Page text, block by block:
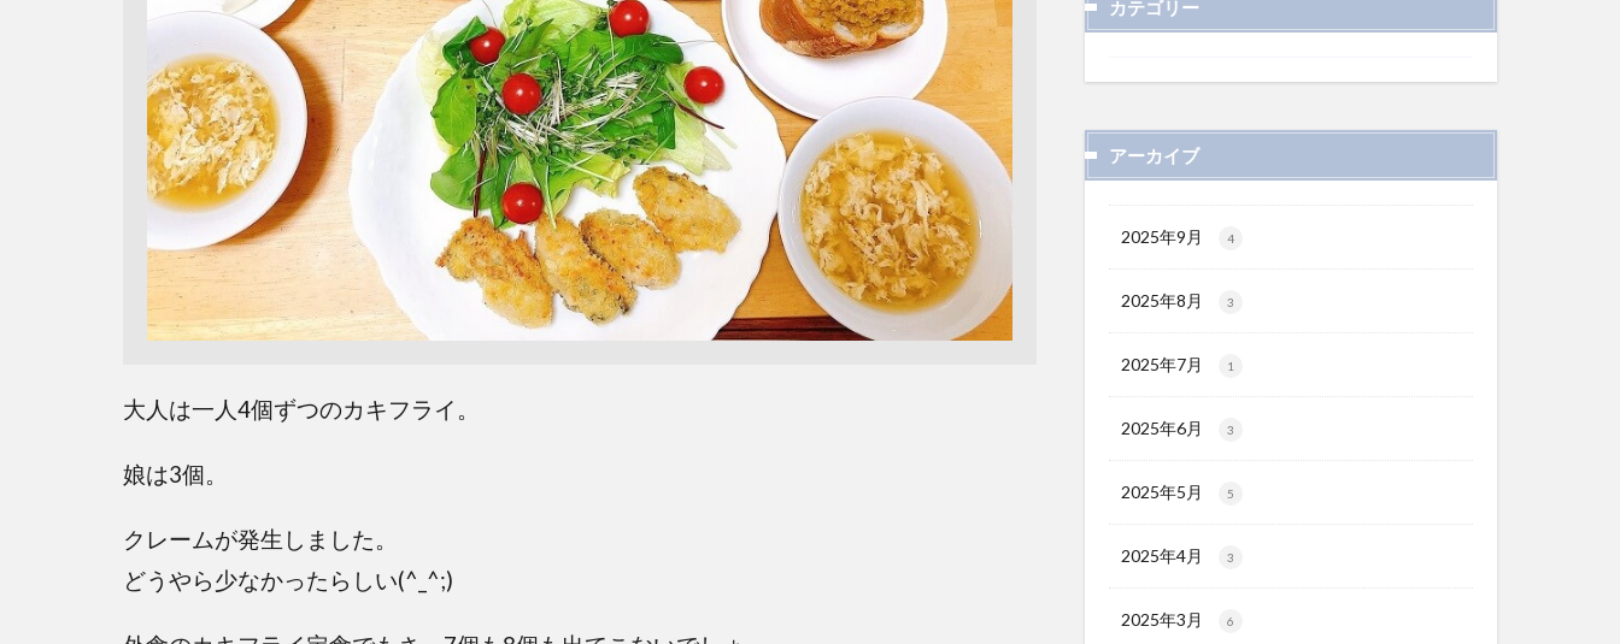
大人は一人4個ずつのカキフライ。
娘は3個。
クレームが発生しました。
どうやら少なかったらしい(^_^;)
カテゴリー
アーカイブ
2025年9月 4
2025年8月 3
2025年7月 1
2025年6月 3
2025年5月 5
2025年4月 3
2025年3月 6